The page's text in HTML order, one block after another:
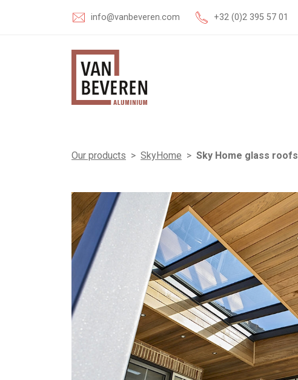
info@vanbeveren.com +32 (0)2 395 57 01
Our products > SkyHome > Sky Home glass roofs